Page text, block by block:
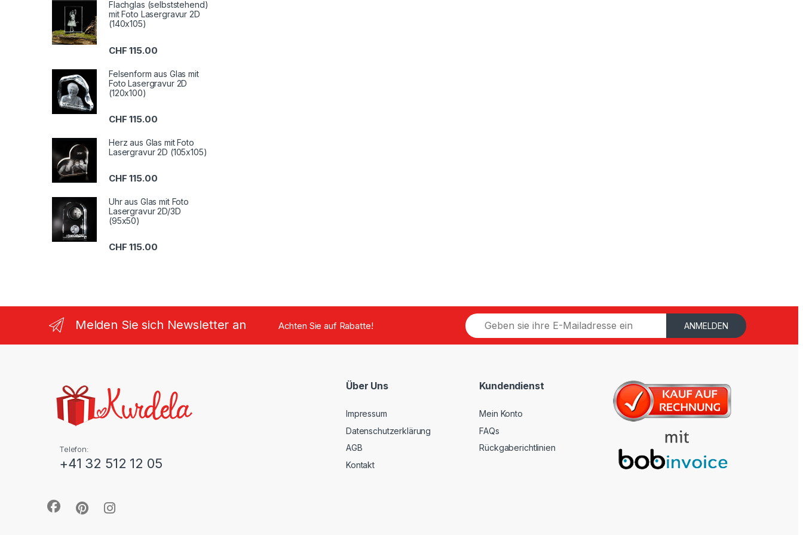
Flachglas (selbststehend)
mit Foto Lasergravur 2D
(140x105)
CHF 115.00
Felsenform aus Glas mit
Foto Lasergravur 2D
(120x100)
CHF 115.00
Herz aus Glas mit Foto
Lasergravur 2D (105x105)
CHF 115.00
Uhr aus Glas mit Foto
Lasergravur 2D/3D
(95x50)
CHF 115.00
Melden Sie sich Newsletter an Achten Sie auf Rabatte!
E
m
a
ANMELDEN
Telefon:
+41 32 512 12 05
Über Uns
Impressum
Datenschutzerklärung
AGB
Kontakt
Kundendienst
Mein Konto
FAQs
Rückgaberichtlinien